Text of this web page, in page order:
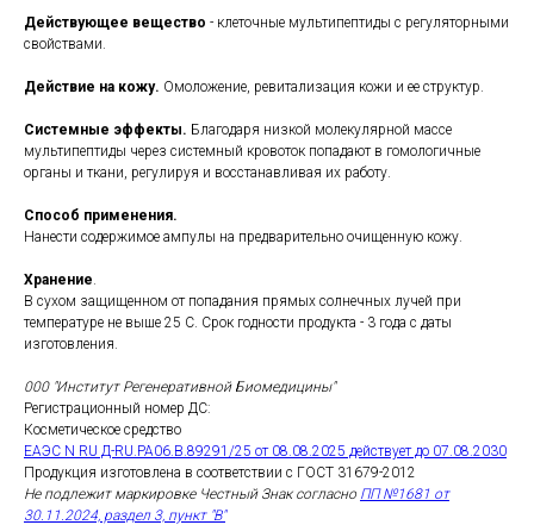
Действующее вещество - клеточные мультипептиды с регуляторными
свойствами.
Действие на кожу. Омоложение, ревитализация кожи и ее структур.
Системные эффекты. Благодаря низкой молекулярной массе
мультипептиды через системный кровоток попадают в гомологичные
органы и ткани, регулируя и восстанавливая их работу.
Способ применения.
Нанести содержимое ампулы на предварительно очищенную кожу.
Хранение
В сухом защищенном от попадания прямых солнечных лучей при
температуре не выше 25 С. Срок годности продукта - 3 года с даты
изготовления.
000 "Институт Регенеративной Биомедицины"
Регистрационный номер ДС:
Косметическое средство
ЕАЭС N RU Д-RU.РА06.В.89291/25 от 08.08.2025 действует до 07.08.2030
Продукция изготовлена в соответствии с ГОСТ 31679-2012
Не подлежит маркировке Честный Знак согласно ПП №1681 от
30.11.2024, раздел 3, пункт "В"